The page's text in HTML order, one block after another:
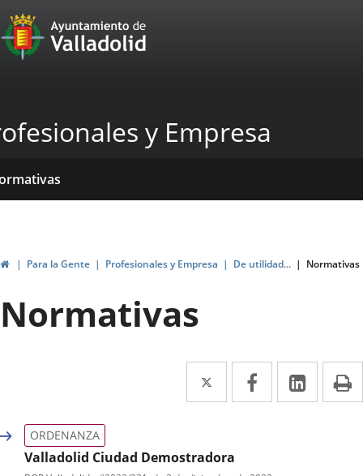
Portal
Web
Ayuntamiento
de
Valladolid
y Empresa
HomePara la Gente Profesionales y Empresa De utilidad... Normativas
Normativas
Twitter
Enlace
a
aplicación
Facebook
Enlace
a
Enlace
a
Valladolid Ciudad Demostradora
ORDENANZA